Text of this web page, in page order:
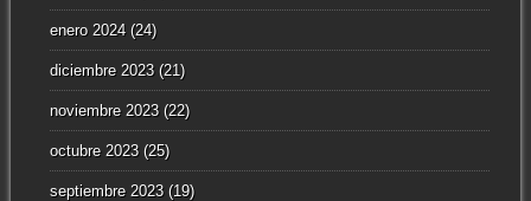
enero 2024(24)
diciembre 2023(21)
noviembre 2023(22)
octubre 2023(25)
septiembre 2023(19)